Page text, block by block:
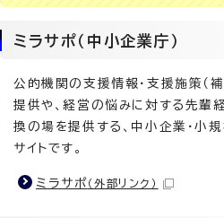
ミラサポ（中小企業庁）
公的機関の支援情報・支援施策（
提供や、経営の悩みに対する先輩
換の場を提供する、中小企業・小
サイトです。
ミラサポ （外部リンク）